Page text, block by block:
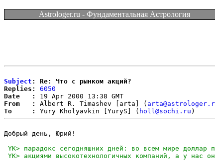
Astrologer.ru - Фундаментальная Астрология
Subject : Re: Что с рынком акций?
Replies:
6050
Date   :
From   :
Albert R. Timashev [arta] (
To     :
Yury Kholyavkin [YuryS] ( holl@sochi.ru
Добрый день, Юрий!